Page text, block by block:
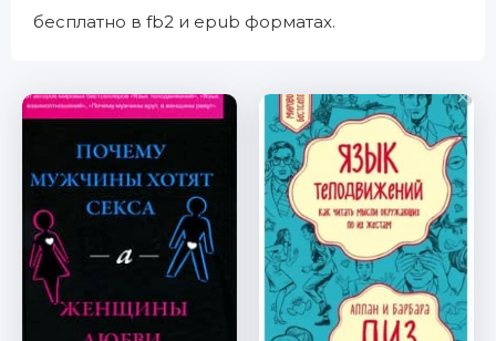
бесплатно в fb2 и epub форматах.